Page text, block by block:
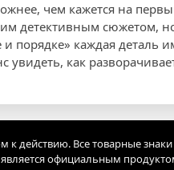
чем кажется на
детективным сюжетом, но
порядке» каждая деталь
как
действию. Все товарные
официальным